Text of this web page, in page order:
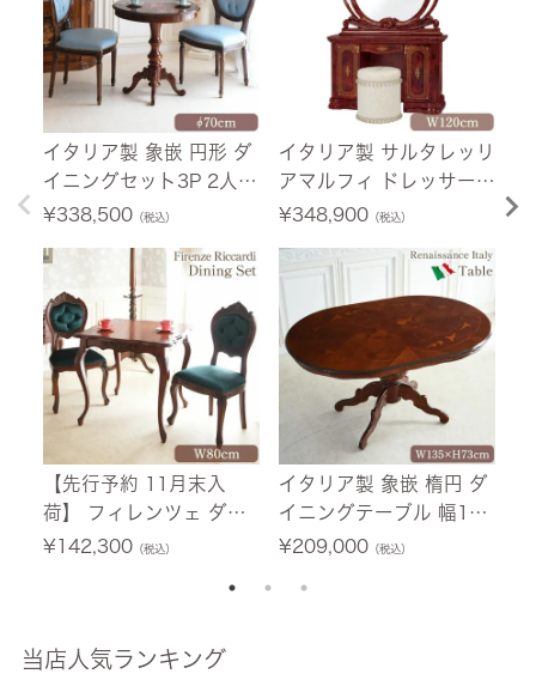
イタリア製 象嵌 円形 ダ
イニングセット3P 2人掛
け 本革ブルー 幅70cm
ス付】
¥338,500（税込）
【先行予約 11月末入
荷】 フィレンツェ ダイ
ニングセット3P 2人掛け
¥142,300（税込）
イタリア製 サルタレッリ
アマルフィ ドレッサー
ブラウン 幅120cm 【送
¥348,900（税込）
イタリア製 象嵌 楕円 ダ
イニングテーブル 幅135
cm 【送料無料/設置サー
¥209,000（税込）
¥
当店人気ランキング